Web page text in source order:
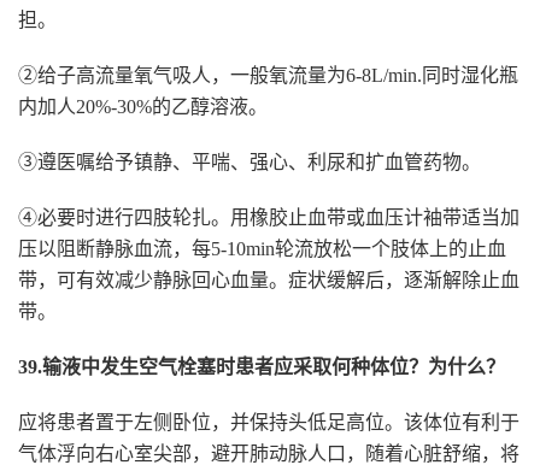
担。
②给子高流量氧气吸人，一般氧流量为6-8L/min.同时湿化瓶
内加人20%-30%的乙醇溶液。
③遵医嘱给予镇静、平喘、强心、利尿和扩血管药物。
④必要时进行四肢轮扎。用橡胶止血带或血压计袖带适当加
压以阻断静脉血流，每5-10min轮流放松一个肢体上的止血
带，可有效减少静脉回心血量。症状缓解后，逐渐解除止血
带。
39.输液中发生空气栓塞时患者应采取何种体位？为什么？
应将患者置于左侧卧位，并保持头低足高位。该体位有利于
气体浮向右心室尖部，避开肺动脉人口，随着心脏舒缩，将